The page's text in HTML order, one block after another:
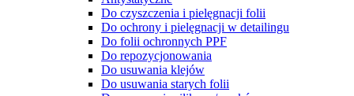
Do czyszczenia i pielęgnacji folii
Do ochrony i pielęgnacji w detailingu
Do folii ochronnych PPF
Do repozycjonowania
Do usuwania klejów
Do usuwania starych folii